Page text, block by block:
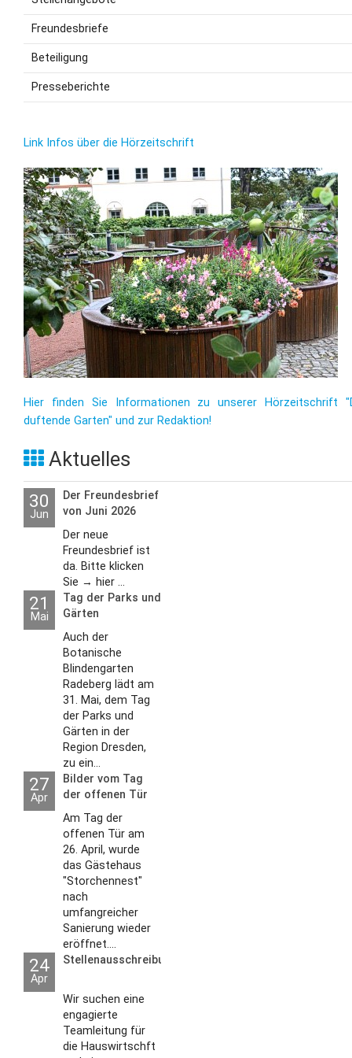
Freundesbriefe
Beteiligung
Presseberichte
Link Infos über die Hörzeitschrift
Hier finden Sie Informationen zu unserer Hörzeitschrift
duftende Garten" und zur Redaktion!
Aktuelles
30
Jun
Der Freundesbrief
von Juni 2026
Der neue
Freundesbrief ist
da. Bitte klicken
Sie → hier ...
21
Mai
Tag der Parks und
Gärten
Auch der
Botanische
Blindengarten
Radeberg lädt am
31. Mai, dem Tag
der Parks und
Gärten in der
Region Dresden,
zu ein...
27
Apr
Bilder vom Tag
der offenen Tür
2026
Am Tag der
offenen Tür am
26. April, wurde
das Gästehaus
"Storchennest"
nach
umfangreicher
Sanierung wieder
eröffnet....
24
Apr
Stellenausschreibungen
Wir suchen eine
engagierte
Teamleitung für
die Hauswirtschft